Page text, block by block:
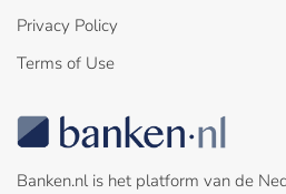
Privacy Policy
Terms of Use
Banken.nl is het platform van de